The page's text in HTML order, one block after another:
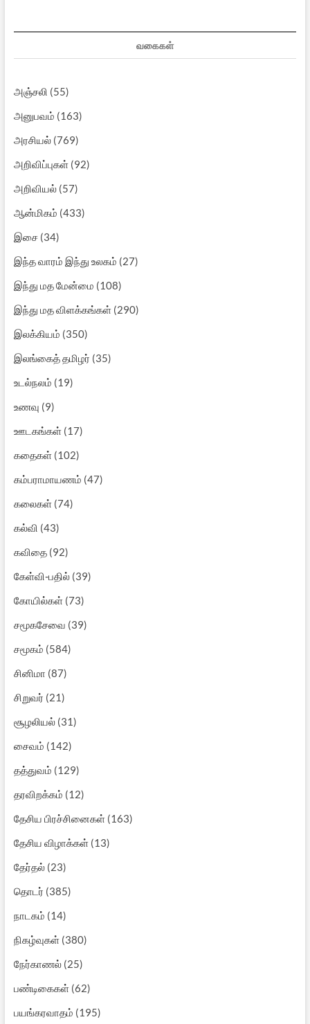
வகைகள்
அஞ்சலி (55)
அனுபவம் (163)
அரசியல்(769)
அறிவிப்புகள்(92)
அறிவியல்(57)
ஆன்மிகம் (433)
இசை(34)
இந்த வாரம் இந்து உலகம் (27)
இந்து மத மேன்மை (108)
இந்து மத விளக்கங்கள்(290)
இலக்கியம் (350)
இலங்கைத் தமிழர் (35)
உடல்நலம் (19)
உணவு (9)
ஊடகங்கள்(17)
கதைகள்(102)
கம்பராமாயணம் (47)
கலைகள்(74)
கல்வி (43)
கவிதை(92)
கேள்வி-பதில்(39)
கோயில்கள்(73)
சமூகசேவை (39)
சமூகம் (584)
சினிமா (87)
சிறுவர் (21)
சூழலியல்(31)
சைவம் (142)
தத்துவம் (129)
தரவிறக்கம் (12)
தேசிய பிரச்சினைகள்(163)
தேசிய விழாக்கள்(13)
தேர்தல்(23)
தொடர் (385)
நாடகம் (14)
நிகழ்வுகள்(380)
நேர்காணல்(25)
பண்டிகைகள்(62)
பயங்கரவாதம் (195)